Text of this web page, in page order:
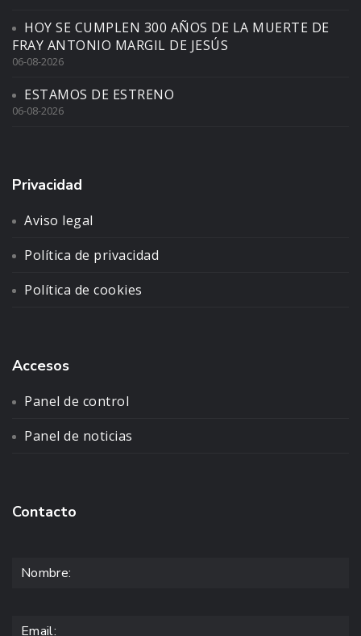
HOY SE CUMPLEN 300 AÑOS DE LA MUERTE DE
FRAY ANTONIO MARGIL DE JESÚS
06-08-2026
ESTAMOS DE ESTRENO
06-08-2026
Privacidad
Aviso legal
Política de privacidad
Política de cookies
Accesos
Panel de control
Panel de noticias
Contacto